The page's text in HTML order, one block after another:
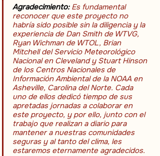
Agradecimiento: Es fundamental
reconocer que este proyecto no
habría sido posible sin la diligencia y la
experiencia de Dan Smith de WTVG,
Ryan Wichman de WTOL, Brian
Mitchell del Servicio Meteorológico
Nacional en Cleveland y Stuart Hinson
de los Centros Nacionales de
Información Ambiental de la NOAA en
Asheville, Carolina del Norte. Cada
uno de ellos dedicó tiempo de sus
apretadas jornadas a colaborar en
este proyecto, y por ello, junto con el
trabajo que realizan a diario para
mantener a nuestras comunidades
seguras y al tanto del clima, les
estaremos eternamente agradecidos.